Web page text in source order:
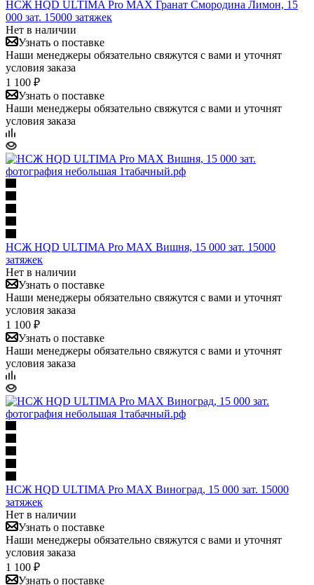
НСЖ HQD ULTIMA Pro MAX Гранат Смородина Лимон, 15
000 зат. 15000 затяжек
Нет в наличии
Узнать о поставке
Наши менеджеры обязательно свяжутся с вами и уточнят
условия заказа
1 100 ₽
Узнать о поставке
Наши менеджеры обязательно свяжутся с вами и уточнят
условия заказа
НСЖ HQD ULTIMA Pro MAX Вишня, 15 000 зат. 15000
затяжек
Нет в наличии
Узнать о поставке
Наши менеджеры обязательно свяжутся с вами и уточнят
условия заказа
1 100 ₽
Узнать о поставке
Наши менеджеры обязательно свяжутся с вами и уточнят
условия заказа
НСЖ HQD ULTIMA Pro MAX Виноград, 15 000 зат. 15000
затяжек
Нет в наличии
Узнать о поставке
Наши менеджеры обязательно свяжутся с вами и уточнят
условия заказа
1 100 ₽
Узнать о поставке